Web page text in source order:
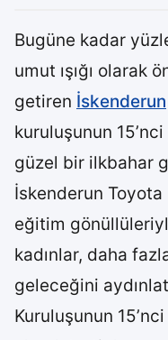
Bugüne kadar
umut ışığı olarak
getiren İskenderun
kuruluşunun
güzel bir ilkbahar
İskenderun Toyota
eğitim
kadınlar, daha
geleceğini
Kuruluşunun